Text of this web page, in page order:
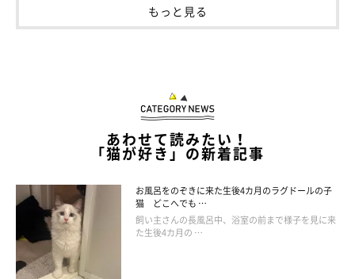
ポイント２：耳を興味の対象に向けている
もっと見る
あわせて読みたい！
「猫が好き」の新着記事
お風呂をのぞきに来た生後4カ月のラグドールの子
猫 どこへでも …
飼い主さんの長風呂中、浴室の前まで様子を見に来
た生後4カ月の …